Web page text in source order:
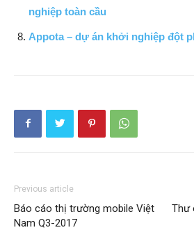
nghiệp toàn cầu
Appota – dự án khởi nghiệp đột
Previous article
Báo cáo thị trường mobile Việt
Nam Q3-2017
Thư